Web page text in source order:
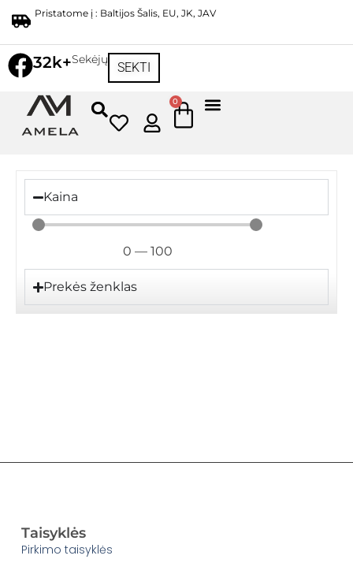
Pristatome į : Baltijos Šalis, EU, JK, JAV
32k+Sekėjų
SEKTI
0
Kaina
0 — 100
Prekės ženklas
Taisyklės
Pirkimo taisyklės